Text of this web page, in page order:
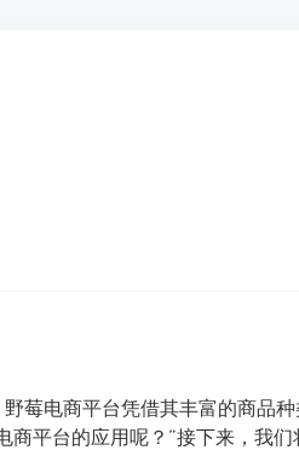
莓电商平台凭借其丰富的商品
商平台的应用呢？”接下来，我们